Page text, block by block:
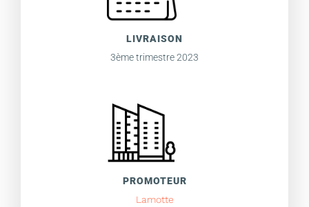
LIVRAISON
3ème trimestre 2023
PROMOTEUR
Lamotte